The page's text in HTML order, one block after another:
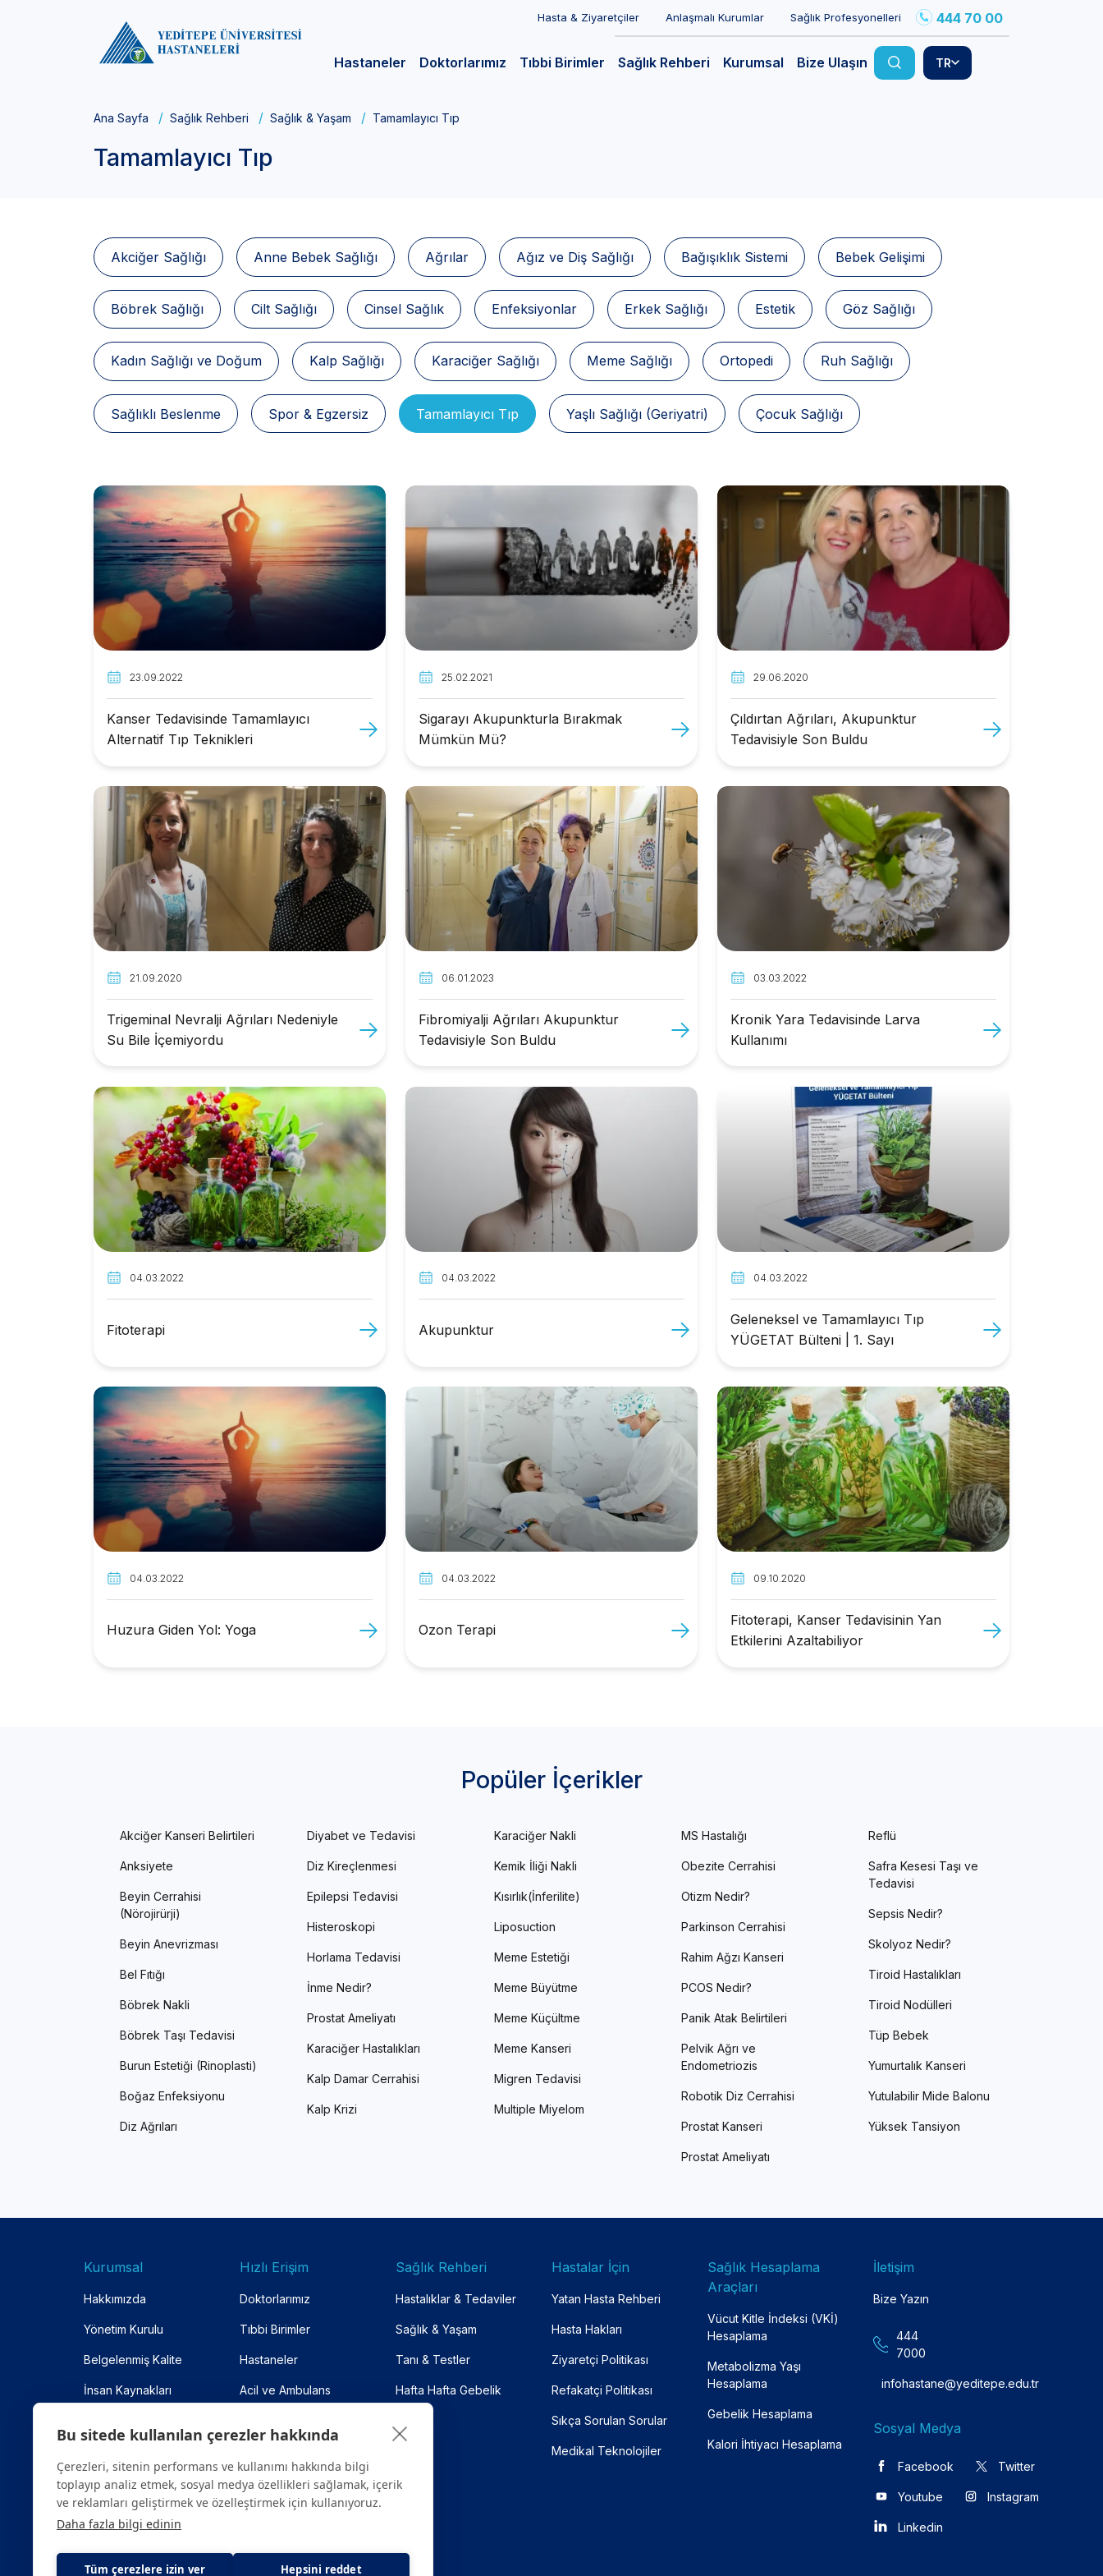
Hasta & Ziyaretçiler Anlaşmalı Kurumlar Sağlık Profesyonelleri 444 70 00
Hastaneler Doktorlarımız Tıbbi Birimler Sağlık Rehberi Kurumsal Bize Ulaşın TR
Ana Sayfa Sağlık Rehberi Sağlık & Yaşam Tamamlayıcı Tıp
Tamamlayıcı Tıp
Akciğer Sağlığı Anne Bebek Sağlığı Ağrılar Ağız ve Diş Sağlığı Bağışıklık Sistemi Bebek Gelişimi
Böbrek Sağlığı Cilt Sağlığı Cinsel Sağlık Enfeksiyonlar Erkek Sağlığı Estetik Göz Sağlığı
Kadın Sağlığı ve Doğum Kalp Sağlığı Karaciğer Sağlığı Meme Sağlığı Ortopedi Ruh Sağlığı
Sağlıklı Beslenme Spor & Egzersiz Tamamlayıcı Tıp Yaşlı Sağlığı (Geriyatri) Çocuk Sağlığı
23.09.2022
Kanser Tedavisinde Tamamlayıcı
Alternatif Tıp Teknikleri
25.02.2021
Sigarayı Akupunkturla Bırakmak
Mümkün Mü?
29.06.2020
Çıldırtan Ağrıları, Akupunktur
Tedavisiyle Son Buldu
21.09.2020
Trigeminal Nevralji Ağrıları Nedeniyle
Su Bile İçemiyordu
06.01.2023
Fibromiyalji Ağrıları Akupunktur
Tedavisiyle Son Buldu
03.03.2022
Kronik Yara Tedavisinde Larva
Kullanımı
04.03.2022
Fitoterapi
04.03.2022
Akupunktur
04.03.2022
Geleneksel ve Tamamlayıcı Tıp
YÜGETAT Bülteni | 1. Sayı
04.03.2022
Huzura Giden Yol: Yoga
04.03.2022
Ozon Terapi
09.10.2020
Fitoterapi, Kanser Tedavisinin Yan
Etkilerini Azaltabiliyor
Popüler İçerikler
Akciğer Kanseri Belirtileri
Anksiyete
Beyin Cerrahisi
(Nörojirürji)
Beyin Anevrizması
Bel Fıtığı
Böbrek Nakli
Böbrek Taşı Tedavisi
Burun Estetiği (Rinoplasti)
Boğaz Enfeksiyonu
Diz Ağrıları
Diyabet ve Tedavisi
Diz Kireçlenmesi
Epilepsi Tedavisi
Histeroskopi
Horlama Tedavisi
İnme Nedir?
Prostat Ameliyatı
Karaciğer Hastalıkları
Kalp Damar Cerrahisi
Kalp Krizi
Karaciğer Nakli
Kemik İliği Nakli
Kısırlık(İnferilite)
Liposuction
Meme Estetiği
Meme Büyütme
Meme Küçültme
Meme Kanseri
Migren Tedavisi
Multiple Miyelom
MS Hastalığı
Obezite Cerrahisi
Otizm Nedir?
Parkinson Cerrahisi
Rahim Ağzı Kanseri
PCOS Nedir?
Panik Atak Belirtileri
Pelvik Ağrı ve
Endometriozis
Robotik Diz Cerrahisi
Prostat Kanseri
Prostat Ameliyatı
Reflü
Safra Kesesi Taşı ve
Tedavisi
Sepsis Nedir?
Skolyoz Nedir?
Tiroid Hastalıkları
Tiroid Nodülleri
Tüp Bebek
Yumurtalık Kanseri
Yutulabilir Mide Balonu
Yüksek Tansiyon
Kurumsal
Hakkımızda
Yönetim Kurulu
Belgelenmiş Kalite
İnsan Kaynakları
Hızlı Erişim
Doktorlarımız
Tıbbi Birimler
Hastaneler
Acil ve Ambulans
Sağlık Rehberi
Hastalıklar & Tedaviler
Sağlık & Yaşam
Tanı & Testler
Hafta Hafta Gebelik
Hastalar İçin
Yatan Hasta Rehberi
Hasta Hakları
Ziyaretçi Politikası
Refakatçi Politikası
Sıkça Sorulan Sorular
Medikal Teknolojiler
Sağlık Hesaplama
Araçları
Vücut Kitle İndeksi (VKİ)
Hesaplama
Metabolizma Yaşı
Hesaplama
Gebelik Hesaplama
Kalori İhtiyacı Hesaplama
İletişim
Bize Yazın
444
7000
infohastane@yeditepe.edu.tr
Sosyal Medya
Facebook Twitter
Youtube Instagram
Linkedin
Bu sitede kullanılan çerezler hakkında
Çerezleri, sitenin performans ve kullanımı hakkında bilgi
toplayıp analiz etmek, sosyal medya özellikleri sağlamak, içerik
ve reklamları geliştirmek ve özelleştirmek için kullanıyoruz.
Daha fazla bilgi edinin
Tüm çerezlere izin ver Hepsini reddet